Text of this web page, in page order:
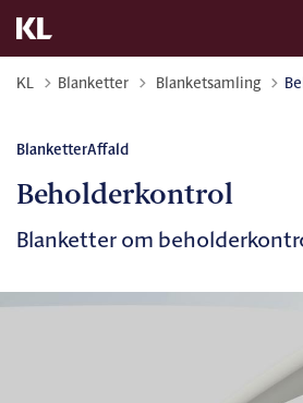
KL Blanketter Tilbage til
Blanketsamling
BlanketterAffald
Beholderkontrol
Blanketter om